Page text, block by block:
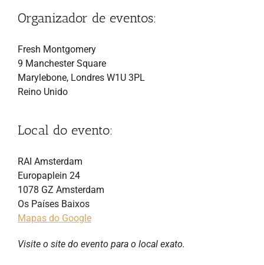
Organizador de eventos:
Fresh Montgomery
9 Manchester Square
Marylebone, Londres W1U 3PL
Reino Unido
Local do evento:
RAI Amsterdam
Europaplein 24
1078 GZ Amsterdam
Os Países Baixos
Mapas do Google
Visite o site do evento para o local exato.